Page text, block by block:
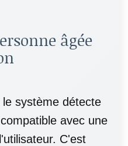
âgée
système détecte
avec une
C'est